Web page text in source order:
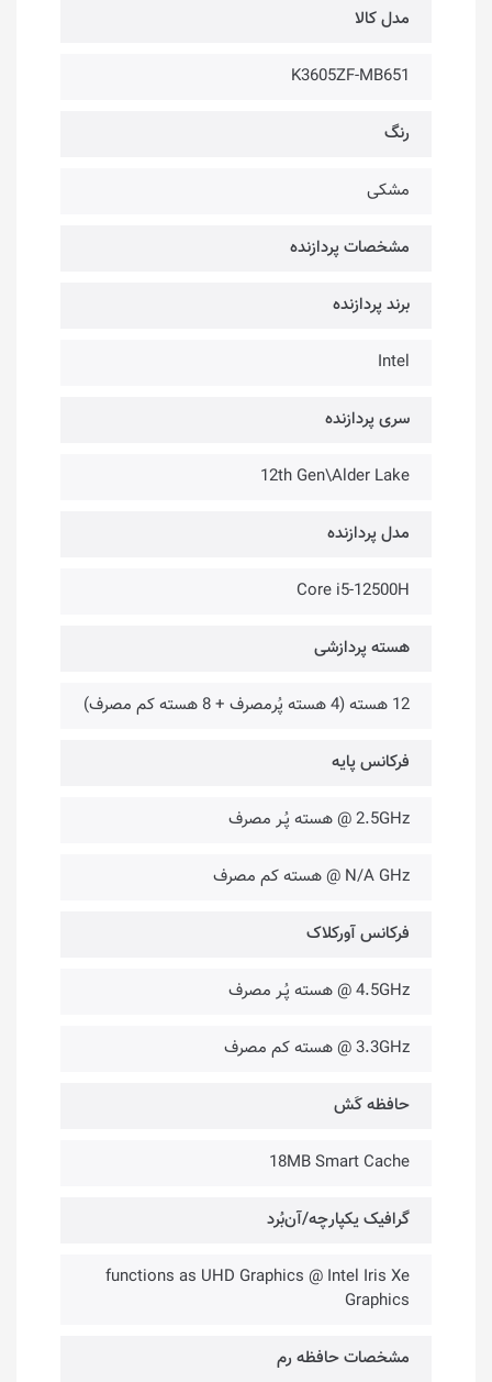
مدل کالا
K3605ZF-MB651
رنگ
مشکی
مشخصات پردازنده
برند پردازنده
Intel
سری پردازنده
12th Gen\Alder Lake
مدل پردازنده
Core i5-12500H
هسته پردازشی
12 هسته (4 هسته پُرمصرف + 8 هسته کم مصرف)
فرکانس پایه
2.5GHz @ هسته پُـر مصرف
N/A GHz @ هسته کم مصرف
فرکانس آورکلاک
4.5GHz @ هسته پُـر مصرف
3.3GHz @ هسته کم مصرف
حافظه کَش
18MB Smart Cache
گرافیک یکپارچه/آن‌بُرد
functions as UHD Graphics @ Intel Iris Xe
Graphics
مشخصات حافظه رم